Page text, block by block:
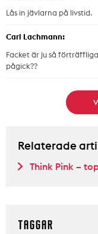
Lås in jävlarna på livstid.
Carl Lachmann:
Facket är ju så
pågick??
Relaterade
Think Pink –
TAGGAR